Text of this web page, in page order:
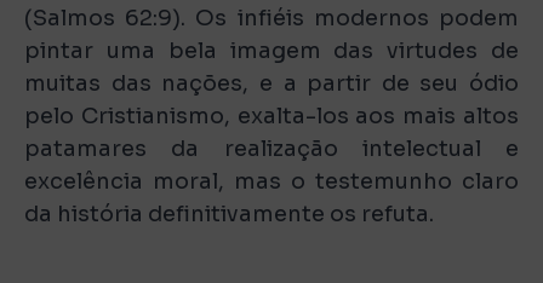
(Salmos 62:9). Os infiéis modernos podem
pintar uma bela imagem das virtudes de
muitas das nações, e a partir de seu ódio
pelo Cristianismo, exalta-los aos mais altos
patamares da realização intelectual e
excelência moral, mas o testemunho claro
da história definitivamente os refuta.